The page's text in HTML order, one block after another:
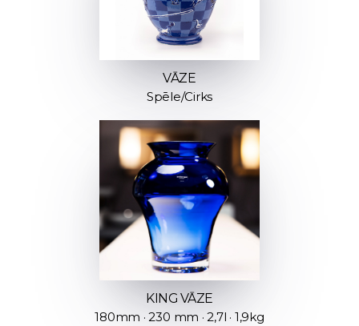
VĀZE
Spēle/Cirks
KING VĀZE
180mm · 230 mm · 2,7l · 1,9kg